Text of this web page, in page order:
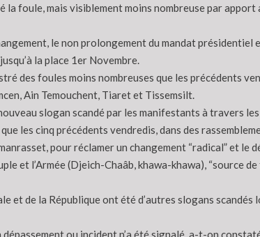
la foule, mais visiblement moins nombreuse par apport
le non prolongement du mandat présidentiel
la place 1er Novembre.
des foules moins nombreuses que les précédents
Ain Temouchent, Tiaret et Tissemsilt.
slogan scandé par les manifestants à travers
les cinq précédents vendredis, dans des
pour réclamer un changement “radical” et le
et l’Armée (Djeich-Chaâb, khawa-khawa), “source
et de la République ont été d’autres slogans scandés
ou incident n’a été signalé, a-t-on